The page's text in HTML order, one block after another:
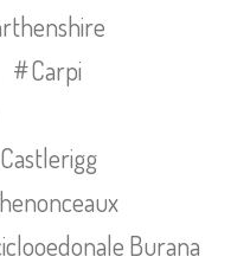
Carpi
Castlerigg
Burana